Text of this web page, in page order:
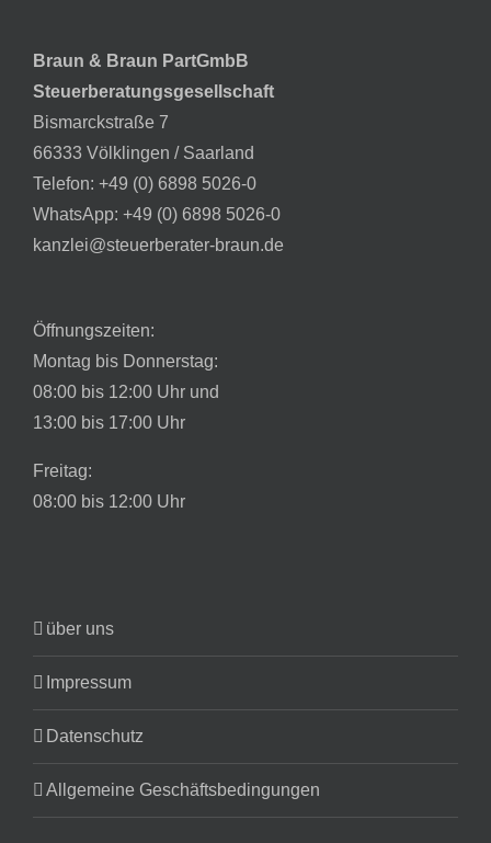
Braun & Braun PartGmbB
Steuerberatungsgesellschaft
Bismarckstraße 7
66333 Völklingen / Saarland
Telefon: +49 (0) 6898 5026-0
WhatsApp: +49 (0) 6898 5026-0
kanzlei@steuerberater-braun.de
Öffnungszeiten:
Montag bis Donnerstag:
08:00 bis 12:00 Uhr und
13:00 bis 17:00 Uhr
Freitag:
08:00 bis 12:00 Uhr
über uns
Impressum
Datenschutz
Allgemeine Geschäftsbedingungen